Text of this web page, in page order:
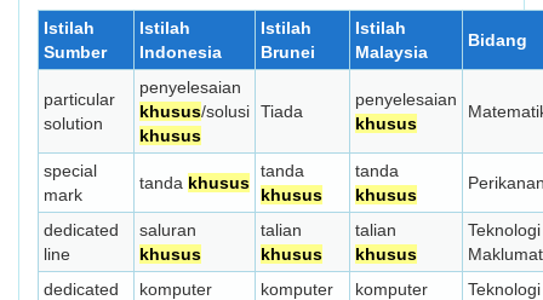
Istilah
Sumber
Istilah
Indonesia
Istilah
Brunei
Istilah
Malaysia
Bidang
particular
solution
penyelesaian
khusus/solusi
khusus
Tiada
penyelesaian
khusus
special
mark
tanda khusus
tanda
khusus
tanda
khusus
dedicated
line
saluran
khusus
talian
khusus
talian
khusus
Teknologi
Maklumat
dedicated
komputer
komputer
komputer
Teknologi